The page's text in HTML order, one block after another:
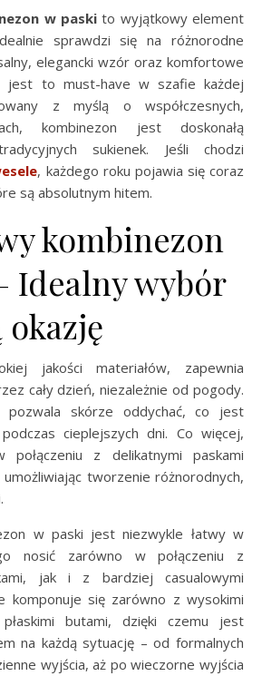
w paski to wyjątkowy element
sprawdzi się na różnorodne
elegancki wzór oraz komfortowe
jest to must-have w szafie każdej
z myślą o współczesnych,
kombinezon jest doskonałą
sukienek. Jeśli chodzi
, każdego roku pojawia się coraz
są absolutnym hitem.
kombinezon
Idealny wybór
okazję
jakości materiałów, zapewnia
cały dzień, niezależnie od pogody.
pozwala skórze oddychać, co jest
cieplejszych dni. Co więcej,
z delikatnymi paskami
tworzenie różnorodnych,
w paski jest niezwykle łatwy w
nosić zarówno w połączeniu z
jak i z bardziej casualowymi
komponuje się zarówno z wysokimi
butami, dzięki czemu jest
na każdą sytuację – od formalnych
wyjścia, aż po wieczorne wyjścia